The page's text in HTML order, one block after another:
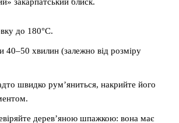
до 180°C.
40–50 хвилин (залежно від розміру
швидко рум’яниться, накрийте його
дерев’яною шпажкою: вона має